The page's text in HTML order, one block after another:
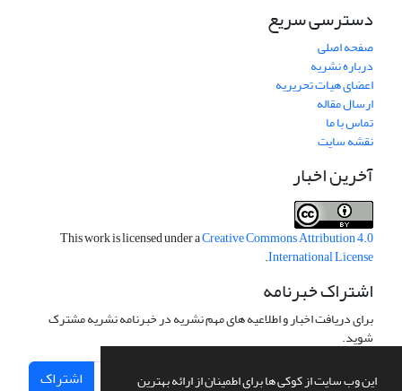
این وب سایت از کوکی ها برای اطمینان از ارائه بهترین
دسترسی سریع
صفحه اصلی
درباره نشریه
اعضای هیات تحریریه
ارسال مقاله
تماس با ما
نقشه سایت
آخرین اخبار
This work is licensed under aCreative Commons Attribution 4.0
International License
.
اشتراک خبرنامه
برای دریافت اخبار و اطلاعیه های مهم نشریه در خبرنامه نشریه مشترک
شوید.
اشتراک